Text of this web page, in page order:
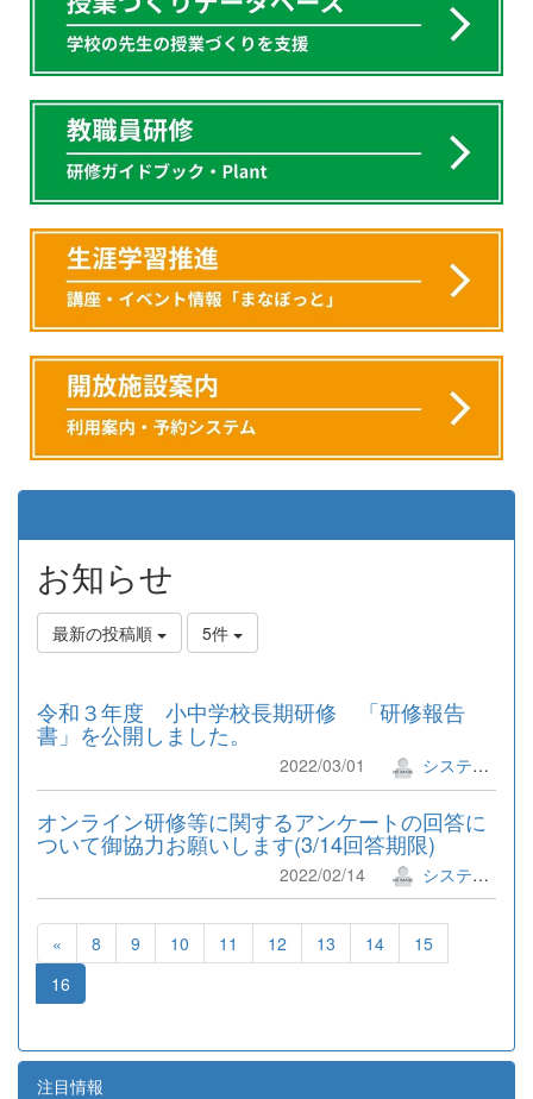
お知らせ
最新の投稿順 5件
令和３年度 小中学校長期研修 「研修報告
書」を公開しました。
2022/03/01 システム管理者
オンライン研修等に関するアンケートの回答に
ついて御協力お願いします(3/14回答期限)
2022/02/14 システム管理者
« 8 9 10 11 12 13 14
15
16
注目情報